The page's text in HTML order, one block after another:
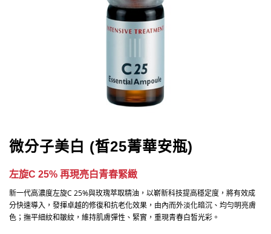
微分子美白 (皙25菁華安瓶)
左旋C 25% 再現亮白青春緊緻
新一代高濃度左旋C 25%與玫瑰萃取精油，以嶄新科技提高穩定度，將有效成
分快速導入，發揮卓越的修復和抗老化效果，由內而外淡化暗沉、均勻明亮膚
色；撫平細紋和皺紋，維持肌膚彈性、緊實，重現青春白皙光彩。